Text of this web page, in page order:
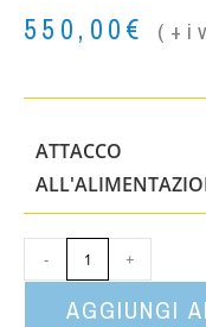
550,00€
ATTACCO
- +
AGGIUNGI